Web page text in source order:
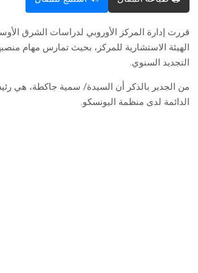
قررت إدارة المركز الأوروبي لدراسات الشرق
التجديد السنوي.
من الجدير بالذكر أن السيدة/ سمية جاكطة، هي
الدائمة لدى منظمة اليونسكو.